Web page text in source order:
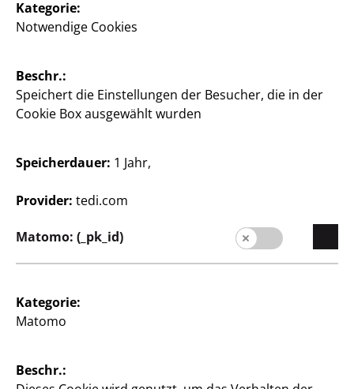
Glitzersticker
Kategorie:
Notwendige Cookies
Beschr.:
Speichert die Einstellungen der Besucher, die in der
Cookie Box ausgewählt wurden
Speicherdauer: 1 Jahr,
Provider: tedi.com
Matomo: (_pk_id)
Kategorie:
Matomo
Beschr.: